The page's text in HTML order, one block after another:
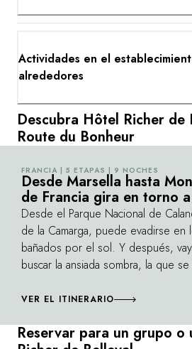
Actividades en el
alrededores
Descubra Hôtel Richer de
Route du Bonheur
FRANCIA | 5 ETAPAS | 9 NOCHES
Desde Marsella hasta
de Francia gira en torno
Desde el Parque Nacional de
de la Camarga, puede evadirse en
bañados por el sol. Y después,
buscar la ansiada sombra, la que
Entre Marsella y Montpellier, el arte
arquitecturas, el arte
VER EL ITINERARIO
Reservar para un grupo